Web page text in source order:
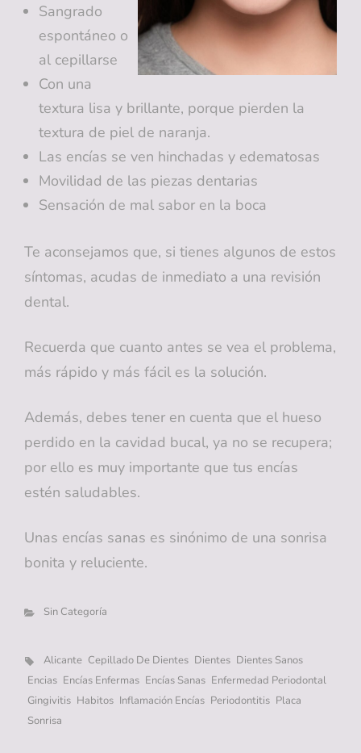
Sangrado
espontáneo o
al cepillarse
Con una
textura lisa y brillante, porque pierden la
textura de piel de naranja.
Las encías se ven hinchadas y edematosas
Movilidad de las piezas dentarias
Sensación de mal sabor en la boca
Te aconsejamos que, si tienes algunos de estos
síntomas, acudas de inmediato a una revisión
dental.
Recuerda que cuanto antes se vea el problema,
más rápido y más fácil es la solución.
Además, debes tener en cuenta que el hueso
perdido en la cavidad bucal, ya no se recupera;
por ello es muy importante que tus encías
estén saludables.
Unas encías sanas es sinónimo de una sonrisa
bonita y reluciente.
Categorías
Sin Categoría
Etiquetas,
Alicante Cepillado De Dientes Dientes Dientes Sanos
Encias Encías Enfermas Encías Sanas Enfermedad Periodontal
Gingivitis Habitos Inflamación Encías Periodontitis Placa
Sonrisa